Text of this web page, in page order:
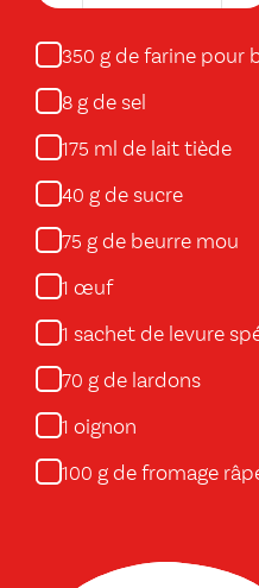
350 g de farine pour
8 g de sel
175 ml de lait tiède
40 g de sucre
75 g de beurre mou
1 œuf
1 sachet de levure
70 g de lardons
1 oignon
100 g de fromage